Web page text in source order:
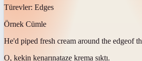
Türevler: Edges
Örnek Cümle
He'd piped fresh cream around the edgeof
O, kekin kenarınataze krema sıktı.